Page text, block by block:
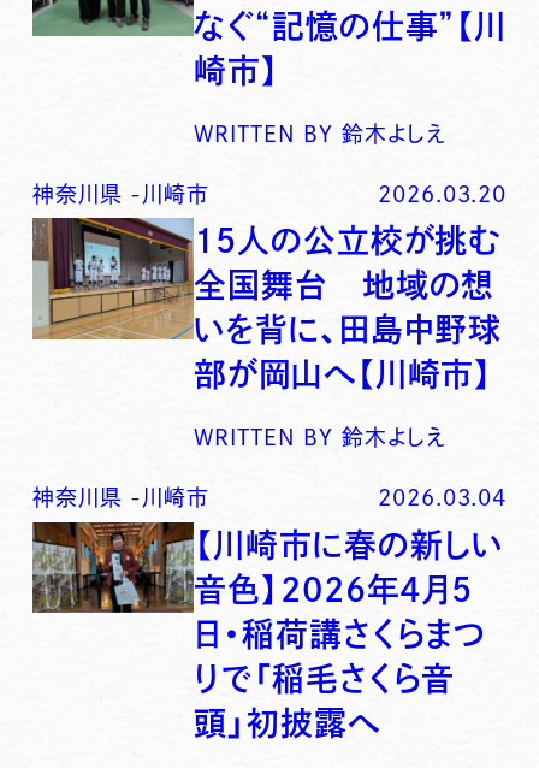
なぐ“記憶の仕事”【川
崎市】
WRITTEN BY 鈴木よしえ
神奈川県 - 川崎市 2026.03.20
15人の公立校が挑む
全国舞台 地域の想
いを背に、田島中野球
部が岡山へ【川崎市】
WRITTEN BY 鈴木よしえ
神奈川県 - 川崎市 2026.03.04
【川崎市に春の新しい
音色】2026年4月5
日・稲荷講さくらまつ
りで「稲毛さくら音
頭」初披露へ